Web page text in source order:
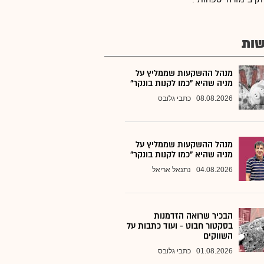
מנהל ההשקעות שממליץ על
מניה שהיא "כמו לקנות בונקר"
08.08.2026 כתבי גלובס
מנהל ההשקעות שממליץ על
מניה שהיא "כמו לקנות בונקר"
04.08.2026 נתנאל אריאל
הבכיר שרואה הזדמנות
בסקטור חבוט - ועוד כתבות על
השווקים
01.08.2026 כתבי גלובס